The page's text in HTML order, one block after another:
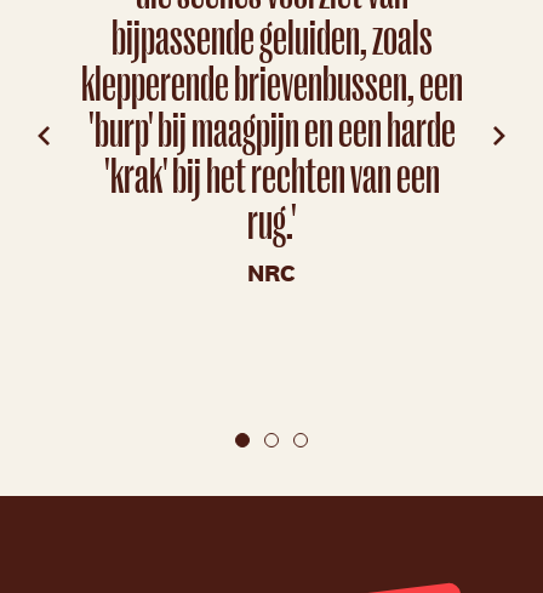
bijpassende geluiden, zoals
klepperende brievenbussen, een
'burp' bij maagpijn en een harde
'krak' bij het rechten van een
rug.'
NRC